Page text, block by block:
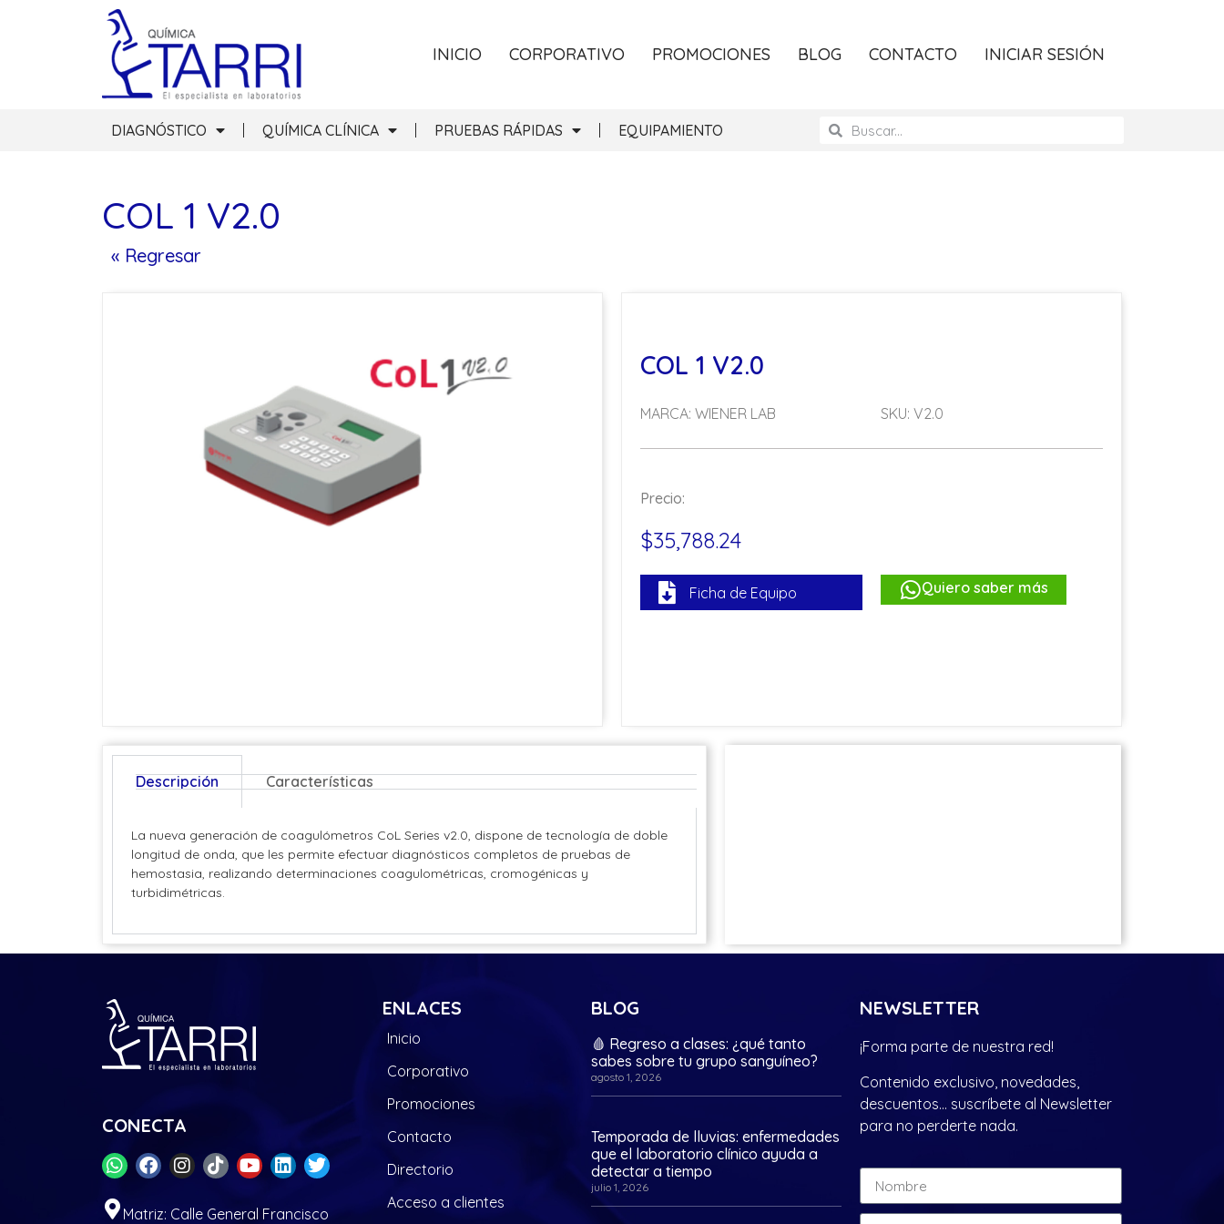
INICIO CORPORATIVO PROMOCIONES BLOG CONTACTO INICIAR SESIÓN
DIAGNÓSTICO QUÍMICA CLÍNICA PRUEBAS RÁPIDAS EQUIPAMIENTO
COL 1 V2.0
« Regresar
COL 1 V2.0
MARCA: WIENER LAB SKU: V2.0
Precio:
$35,788.24
Ficha de Equipo Quiero saber más
Descripción Características
La nueva generación de coagulómetros CoL Series v2.0, dispone de tecnología de doble
longitud de onda, que les permite efectuar diagnósticos completos de pruebas de
hemostasia, realizando determinaciones coagulométricas, cromogénicas y
turbidimétricas.
CONECTA
Matriz: Calle General Francisco
ENLACES
Inicio
Corporativo
Promociones
Contacto
Directorio
Acceso a clientes
BLOG
🩸 Regreso a clases: ¿qué tanto
sabes sobre tu grupo sanguíneo?
agosto 1, 2026
Temporada de lluvias: enfermedades
que el laboratorio clínico ayuda a
detectar a tiempo
julio 1, 2026
NEWSLETTER
¡Forma parte de nuestra red!
Contenido exclusivo, novedades,
descuentos… suscríbete al Newsletter
para no perderte nada.